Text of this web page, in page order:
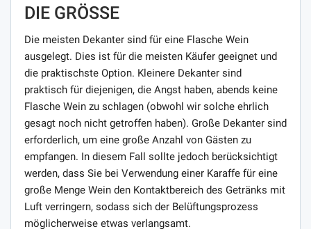
DIE GRÖSSE
Die meisten Dekanter sind für eine Flasche Wein
ausgelegt. Dies ist für die meisten Käufer geeignet und
die praktischste Option. Kleinere Dekanter sind
praktisch für diejenigen, die Angst haben, abends keine
Flasche Wein zu schlagen (obwohl wir solche ehrlich
gesagt noch nicht getroffen haben). Große Dekanter sind
erforderlich, um eine große Anzahl von Gästen zu
empfangen. In diesem Fall sollte jedoch berücksichtigt
werden, dass Sie bei Verwendung einer Karaffe für eine
große Menge Wein den Kontaktbereich des Getränks mit
Luft verringern, sodass sich der Belüftungsprozess
möglicherweise etwas verlangsamt.